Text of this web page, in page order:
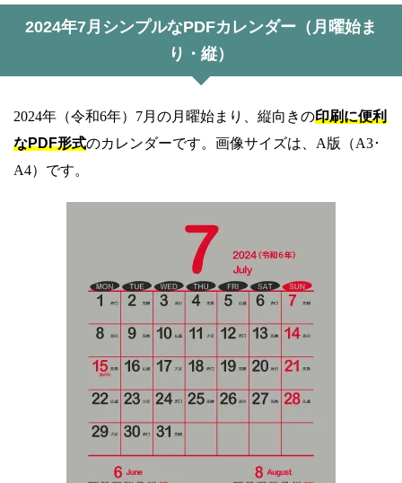
2024年7月シンプルなPDFカレンダー（月曜始ま
り・縦）
2024年（令和6年）7月の月曜始まり、縦向きの印刷に便利
なPDF形式のカレンダーです。画像サイズは、A版（A3･
A4）です。